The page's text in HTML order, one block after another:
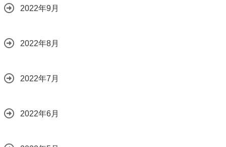
2022年9月
2022年8月
2022年7月
2022年6月